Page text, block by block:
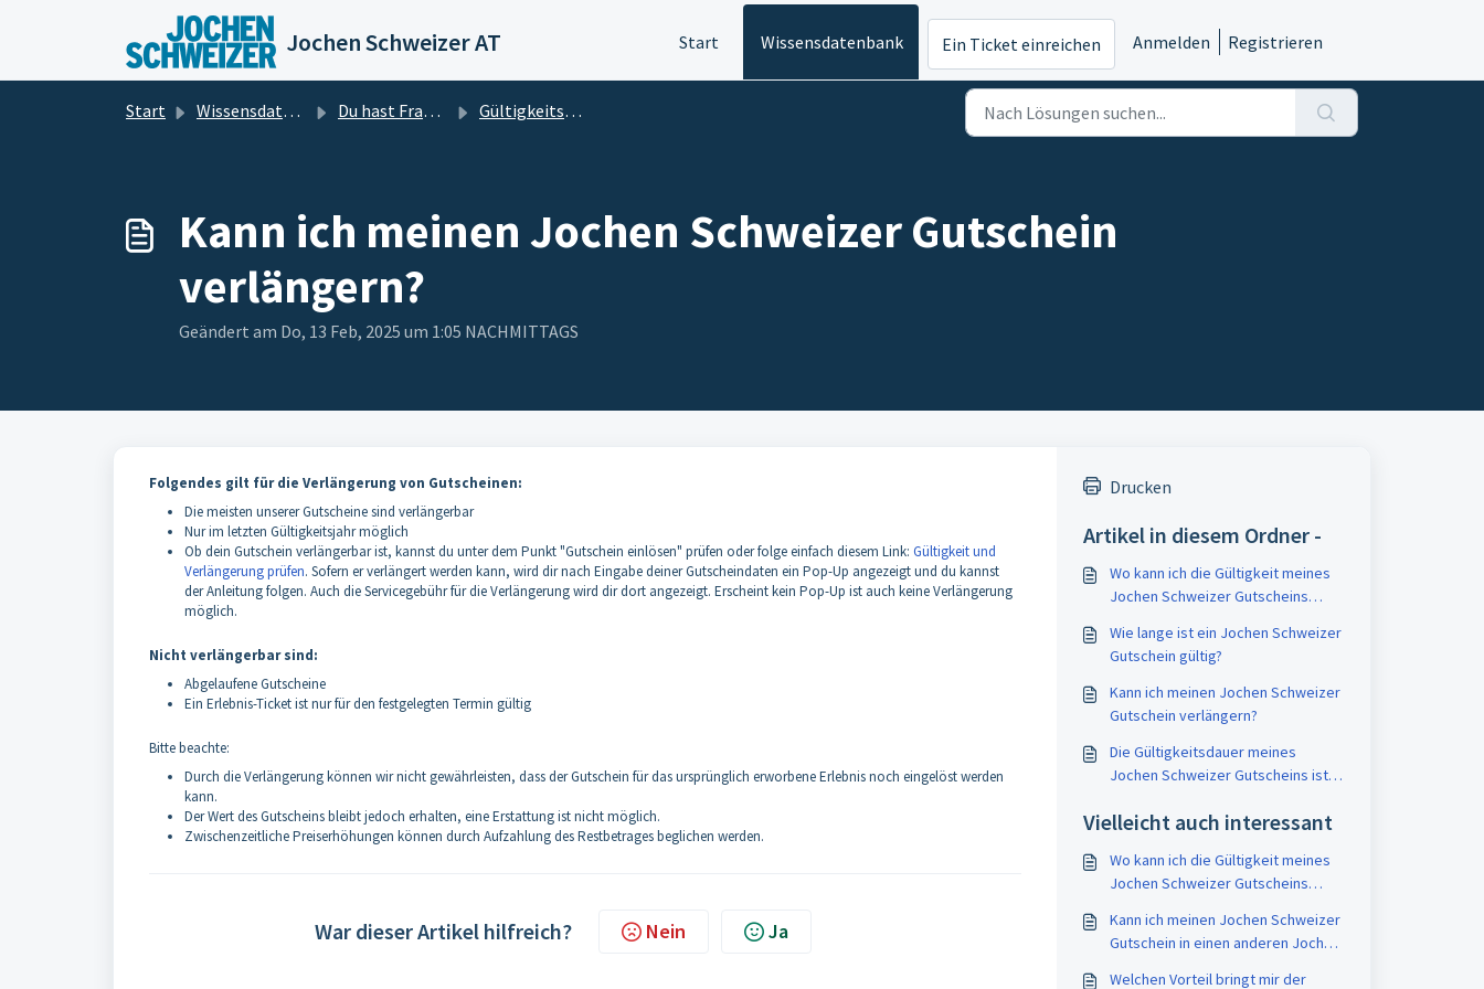
Zum hauptsächlichen Inhalt gehen
Jochen Schweizer AT Start Wissensdatenbank Ein Ticket einreichen Anmelden Registrieren
Start Wissensdatenbank Du hast Fragen? Wir haben die Antworten für dich! Gültigkeitsdauer, Übertragbarkeit und Umtausch
Kann ich meinen Jochen Schweizer Gutschein
verlängern?
Geändert am Do, 13 Feb, 2025 um 1:05 NACHMITTAGS
Folgendes gilt für die Verlängerung von Gutscheinen:
Die meisten unserer Gutscheine sind verlängerbar
Nur im letzten Gültigkeitsjahr möglich
Ob dein Gutschein verlängerbar ist, kannst du unter dem Punkt "Gutschein einlösen" prüfen oder folge einfach diesem Link: Gültigkeit und
Verlängerung prüfen. Sofern er verlängert werden kann, wird dir nach Eingabe deiner Gutscheindaten ein Pop-Up angezeigt und du kannst
der Anleitung folgen. Auch die Servicegebühr für die Verlängerung wird dir dort angezeigt. Erscheint kein Pop-Up ist auch keine Verlängerung
möglich.
Nicht verlängerbar sind:
Abgelaufene Gutscheine
Ein Erlebnis-Ticket ist nur für den festgelegten Termin gültig
Bitte beachte:
Durch die Verlängerung können wir nicht gewährleisten, dass der Gutschein für das ursprünglich erworbene Erlebnis noch eingelöst werden
kann.
Der Wert des Gutscheins bleibt jedoch erhalten, eine Erstattung ist nicht möglich.
Zwischenzeitliche Preiserhöhungen können durch Aufzahlung des Restbetrages beglichen werden.
War dieser Artikel hilfreich? Nein Ja
Drucken
Artikel in diesem Ordner -
Wo kann ich die Gültigkeit meines
Jochen Schweizer Gutscheins
Wie lange ist ein Jochen Schweizer
Gutschein gültig?
Kann ich meinen Jochen Schweizer
Gutschein verlängern?
Die Gültigkeitsdauer meines
Jochen Schweizer Gutscheins ist
verlängern?
Vielleicht auch interessant
Wo kann ich die Gültigkeit meines
Jochen Schweizer Gutscheins
Kann ich meinen Jochen Schweizer
Gutschein in einen anderen Jochen
Welchen Vorteil bringt mir der